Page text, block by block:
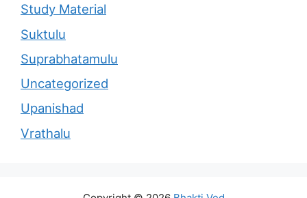
Study Material
Suktulu
Suprabhatamulu
Uncategorized
Upanishad
Vrathalu